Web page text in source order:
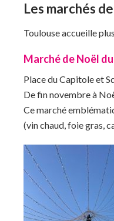
Les marchés
Toulouse accueille
Marché de Noël
Place du Capitole et
De fin novembre à
Ce marché
(vin chaud, foie gras,